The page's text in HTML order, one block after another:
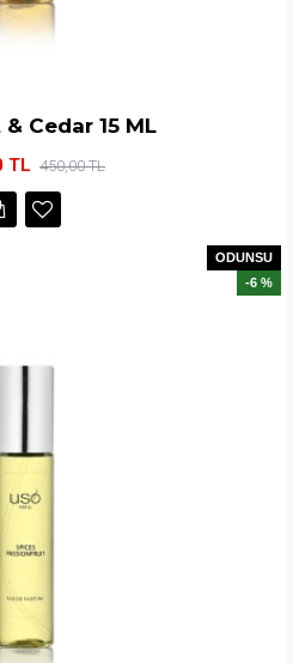
Cedar 15 ML
TL 450,00 TL
ODUNSU
-6 %